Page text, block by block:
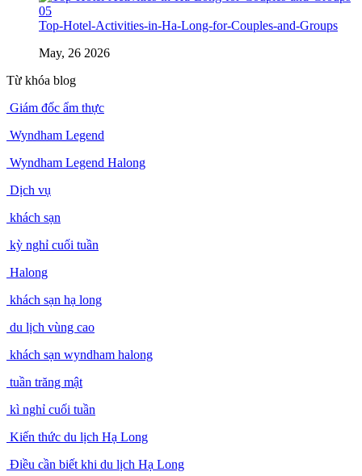
05
Top-Hotel-Activities-in-Ha-Long-for-Couples-and-Groups
May, 26 2026
Từ khóa blog
Giám đốc ẩm thực
Wyndham Legend
Wyndham Legend Halong
Dịch vụ
khách sạn
kỳ nghỉ cuối tuần
Halong
khách sạn hạ long
du lịch vùng cao
khách sạn wyndham halong
tuần trăng mật
kì nghỉ cuối tuần
Kiến thức du lịch Hạ Long
Điều cần biết khi du lịch Hạ Long